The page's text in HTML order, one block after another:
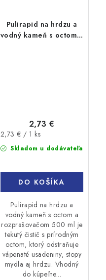
Pulirapid na hrdzu a
vodný kameň s octom a
Skladom u dodávateľa
2,73 €
Jednotková
cena:
2,73 € / 1 ks
DO KOŠÍKA
Pulirapid na hrdzu a
vodný kameň s octom a
rozprašovačom 500 ml je
tekutý čistič s prírodným
octom, ktorý odstraňuje
vápenaté usadeniny, stopy
mydla aj hrdzu. Vhodný
do kúpeľne...